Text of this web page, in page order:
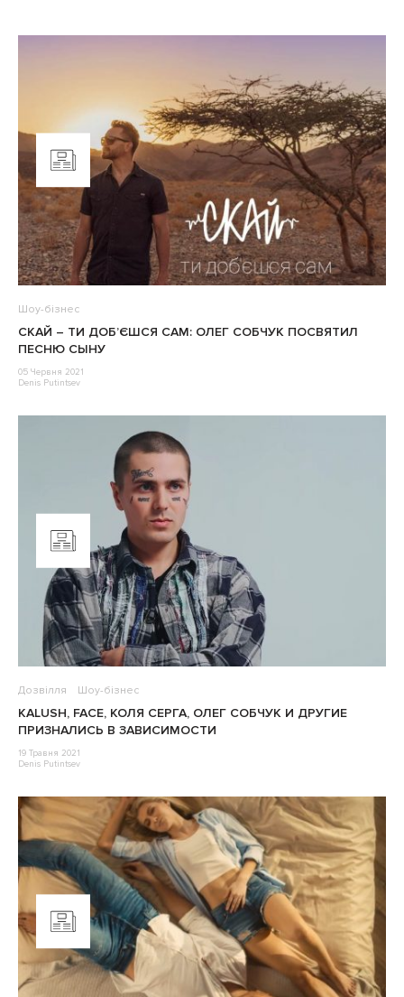
Шоу-бізнес
СКАЙ – ТИ ДОБ’ЄШСЯ САМ: ОЛЕГ СОБЧУК ПОСВЯТИЛ
ПЕСНЮ СЫНУ
05 Червня 2021
Denis Putintsev
Дозвілля Шоу-бізнес
KALUSH, FACE, КОЛЯ СЕРГА, ОЛЕГ СОБЧУК И ДРУГИЕ
ПРИЗНАЛИСЬ В ЗАВИСИМОСТИ
19 Травня 2021
Denis Putintsev